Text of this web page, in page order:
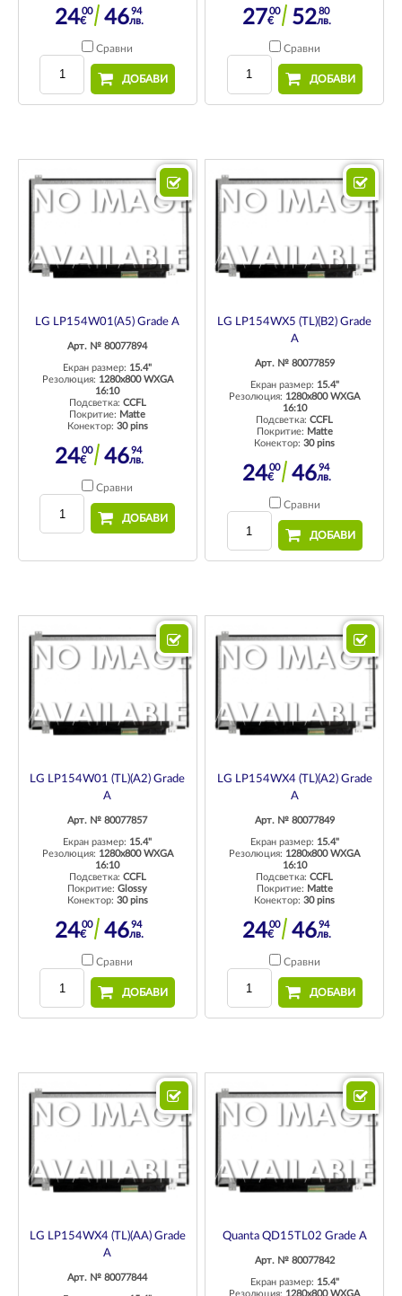
2400
€ 4694
лв.
Сравни
ДОБАВИ
2700
€ 5280
лв.
Сравни
ДОБАВИ
LG LP154W01(A5) Grade A
Арт. № 80077894
Екран размер: 15.4"
Резолюция: 1280x800 WXGA
16:10
Подсветка: CCFL
Покритие: Matte
Конектор: 30 pins
2400
€ 4694
лв.
Сравни
ДОБАВИ
LG LP154WX5 (TL)(B2) Grade
A
Арт. № 80077859
Екран размер: 15.4"
Резолюция: 1280x800 WXGA
16:10
Подсветка:CCFL
Покритие: Matte
Конектор:30 pins
2400
€ 4694
лв.
Сравни
ДОБАВИ
LG LP154W01 (TL)(A2) Grade
A
Арт. № 80077857
Екран размер: 15.4"
Резолюция: 1280x800 WXGA
16:10
Подсветка: CCFL
Покритие:Glossy
Конектор: 30 pins
2400
€ 4694
лв.
Сравни
ДОБАВИ
LG LP154WX4 (TL)(A2) Grade
A
Арт. № 80077849
Екран размер: 15.4"
Резолюция: 1280x800 WXGA
16:10
Подсветка:CCFL
Покритие: Matte
Конектор:30 pins
2400
€ 4694
лв.
Сравни
ДОБАВИ
LG LP154WX4 (TL)(AA) Grade
A
Арт. № 80077844
Quanta QD15TL02 Grade A
Арт. № 80077842
Екран размер: 15.4"
Резолюция: 1280x800 WXGA